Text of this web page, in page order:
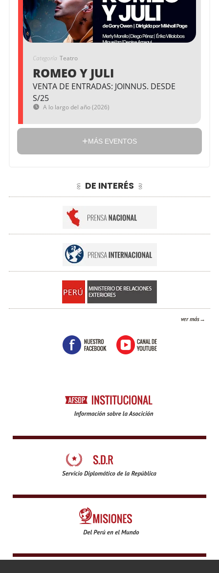
Categoría Teatro
ROMEO Y JULI
VENTA DE ENTRADAS: JOINNUS. DESDE
S/25
A lo largo del año (2026)
MÁS EVENTOS
DE INTERÉS
ver más